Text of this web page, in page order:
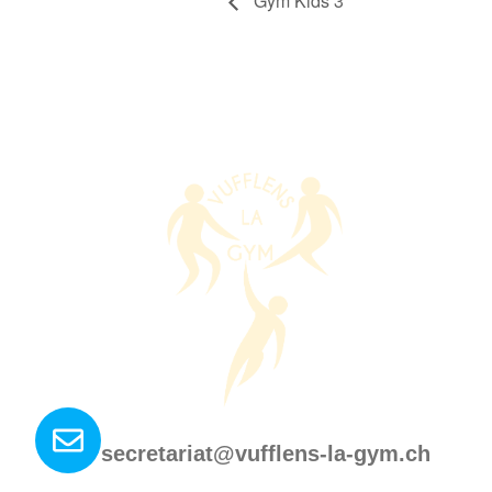
secretariat@vufflens-la-gym.ch